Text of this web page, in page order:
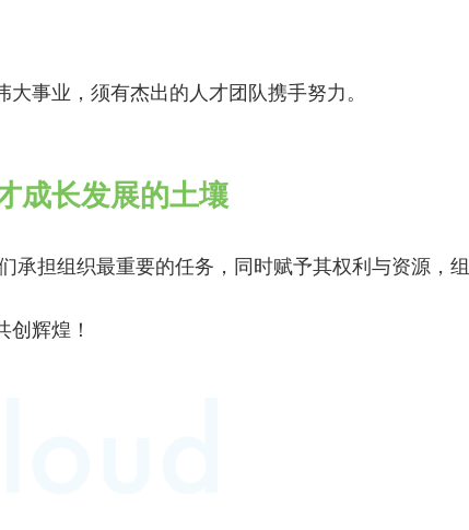
事业，须有杰出的人才团队携手努力。
成长发展的土壤
承担组织最重要的任务，同时赋予其权利与资源，
辉煌！